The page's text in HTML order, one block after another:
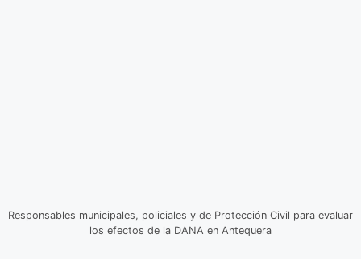
Responsables municipales, policiales y de Protección Civil para evaluar
los efectos de la DANA en Antequera